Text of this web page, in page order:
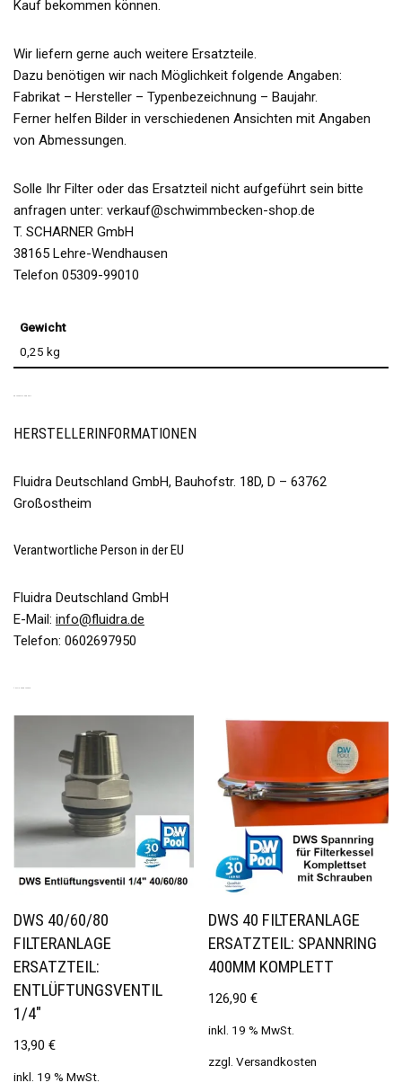
Kauf bekommen können.
Wir liefern gerne auch weitere Ersatzteile.
Dazu benötigen wir nach Möglichkeit folgende Angaben:
Fabrikat – Hersteller – Typenbezeichnung – Baujahr.
Ferner helfen Bilder in verschiedenen Ansichten mit Angaben
von Abmessungen.
Solle Ihr Filter oder das Ersatzteil nicht aufgeführt sein bitte
anfragen unter: verkauf@schwimmbecken-shop.de
T. SCHARNER GmbH
38165 Lehre-Wendhausen
Telefon 05309-99010
Gewicht
0,25 kg
HERSTELLERINFORMATIONEN
Fluidra Deutschland GmbH, Bauhofstr. 18D, D – 63762
Großostheim
Verantwortliche Person in der EU
Fluidra Deutschland GmbH
E-Mail: info@fluidra.de
Telefon: 0602697950
DWS 40/60/80
FILTERANLAGE
ERSATZTEIL:
ENTLÜFTUNGSVENTIL
1/4″
13,90 €
inkl. 19 % MwSt.
DWS 40 FILTERANLAGE
ERSATZTEIL: SPANNRING
400MM KOMPLETT
126,90€
inkl. 19 % MwSt.
zzgl.Versandkosten